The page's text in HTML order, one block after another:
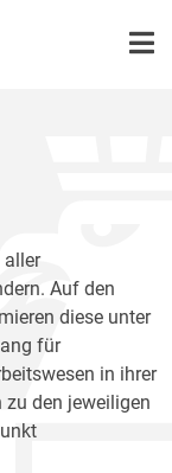
aller
Auf den
diese unter
für
in ihrer
den jeweiligen